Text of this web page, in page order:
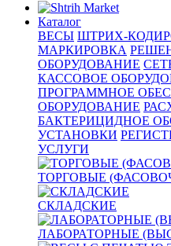
Каталог
ВЕСЫ ШТРИХ-
МАРКИРОВКА
ОБОРУДОВАНИЕ
КАССОВОЕ
ПРОГРАММНОЕ
ОБОРУДОВАНИЕ
БАКТЕРИЦИДНОЕ
УСТАНОВКИ
УСЛУГИ
ТОРГОВЫЕ
СКЛАДСКИЕ
ЛАБОРАТОРНЫЕ